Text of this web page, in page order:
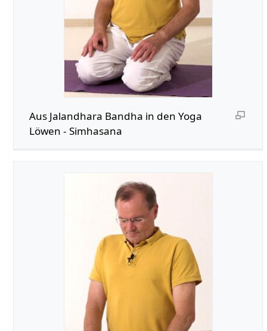
Aus Jalandhara Bandha in den Yoga
Löwen - Simhasana